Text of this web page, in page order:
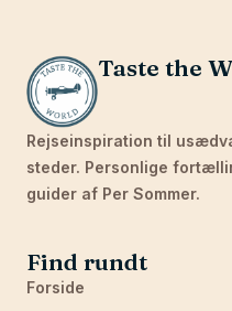
Taste the
Rejseinspiration til
steder. Personlige
guider af Per Sommer.
Find rundt
Forside